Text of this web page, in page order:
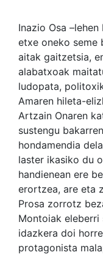
Inazio Osa
etxe oneko seme
aitak gaitzetsia,
alabatxoak
ludopata,
Amaren hileta-
Artzain Onaren
sustengu
hondamendia
laster ikasiko du
handienean ere
erortzea, are eta
Prosa zorrotz
Montoiak eleberri
idazkera doi
protagonista